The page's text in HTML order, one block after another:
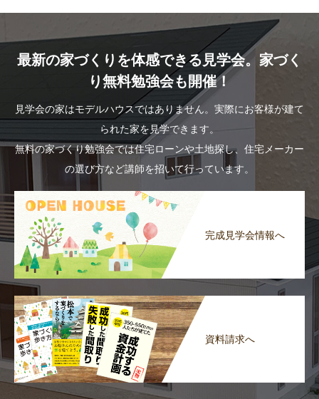
最新の家づくりを体感できる見学会。家づく
り無料勉強会も開催！
見学会の家はモデルハウスではありません。実際にお客様が建て
られた家を見学できます。
無料の家づくり勉強会では住宅ローンや土地探し、住宅メーカー
の選び方など講師を招いて行っています。
完成見学会情報へ
資料請求へ